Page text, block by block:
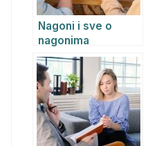
Nagoni i sve o
nagonima